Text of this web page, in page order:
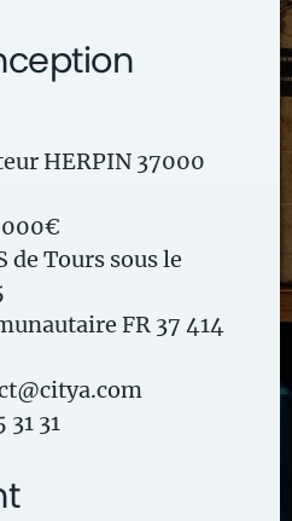
HERPIN 37000
000€
de Tours sous le
FR 37 414
31 31